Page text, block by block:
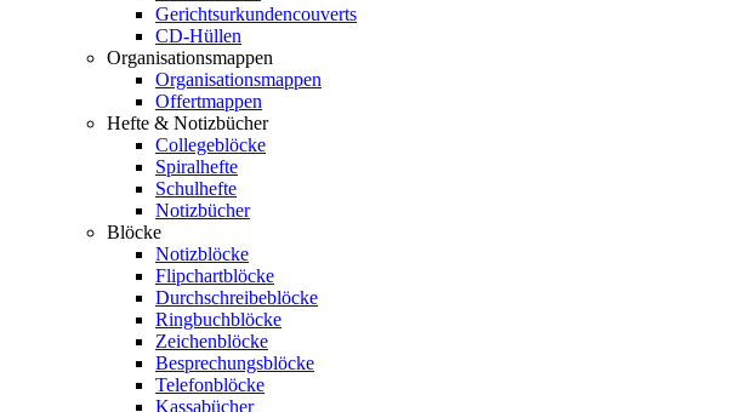
Gerichtsurkundencouverts
CD-Hüllen
Organisationsmappen
Organisationsmappen
Offertmappen
Hefte & Notizbücher
Collegeblöcke
Spiralhefte
Schulhefte
Notizbücher
Blöcke
Notizblöcke
Flipchartblöcke
Durchschreibeblöcke
Ringbuchblöcke
Zeichenblöcke
Besprechungsblöcke
Telefonblöcke
Kassabücher